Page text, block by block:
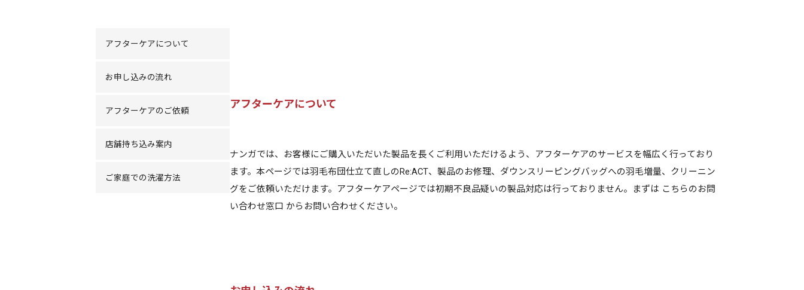
アフターケアについて
お申し込みの流れ
アフターケアのご依頼
店舗持ち込み案内
ご家庭での洗濯方法
アフターケアについて
ナンガでは、お客様にご購入いただいた製品を長くご利用いただけるよう、アフターケアのサービスを幅広く行っており
ます。本ページでは羽毛布団仕立て直しのRe:ACT、製品のお修理、ダウンスリーピングバッグへの羽毛増量、クリーニン
グをご依頼いただけます。アフターケアページでは初期不良品疑いの製品対応は行っておりません。まずは こちらのお問
い合わせ窓口 からお問い合わせください。